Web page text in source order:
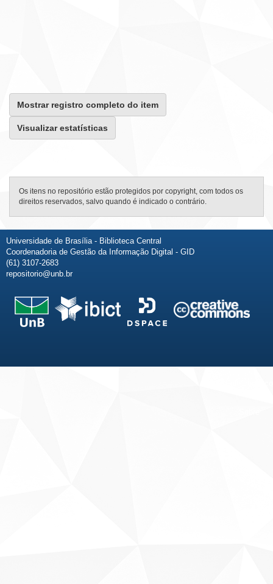
Mostrar registro completo do item
Visualizar estatísticas
Os itens no repositório estão protegidos por copyright, com todos os
direitos reservados, salvo quando é indicado o contrário.
Universidade de Brasília - Biblioteca Central
Coordenadoria de Gestão da Informação Digital - GID
(61) 3107-2683
repositorio@unb.br